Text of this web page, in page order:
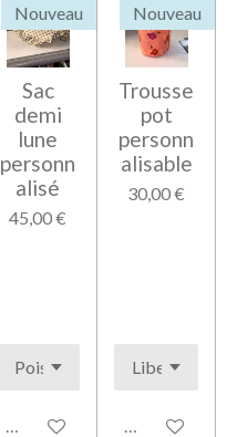
Nouveau
Sac
demi
lune
personn
alisé
45,00 €
Voir les détails
Nouveau
Trousse
pot
personn
alisable
30,00 €
Voir les